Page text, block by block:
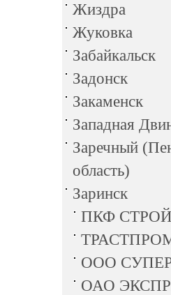
Жиздра
Жуковка
Забайкальск
Задонск
Закаменск
Западная
Заречный
область)
Заринск
ПКФ
ООО
ОАО